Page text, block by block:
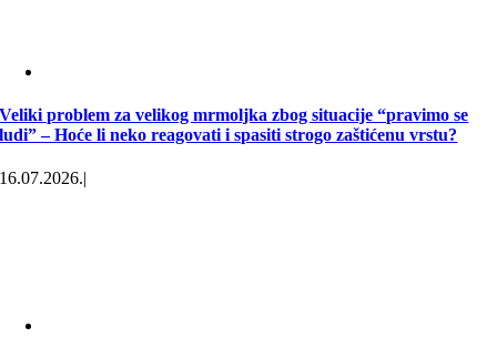
Veliki problem za velikog mrmoljka zbog situacije “pravimo se
ludi” – Hoće li neko reagovati i spasiti strogo zaštićenu vrstu?
16.07.2026.|